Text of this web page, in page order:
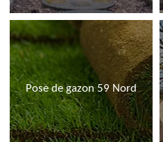
Pose de gazon 59 Nord